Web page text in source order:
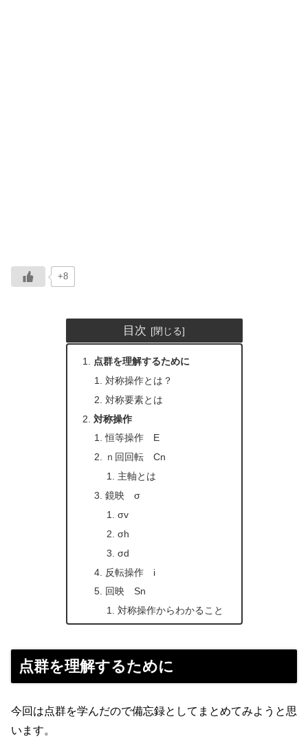
+8
目次
点群を理解するために
対称操作とは？
対称要素とは
対称操作
恒等操作 E
ｎ回回転 Cn
主軸とは
鏡映 σ
σv
σh
σd
反転操作 i
回映 Sn
対称操作からわかること
点群を理解するために
今回は点群を学んだので備忘録としてまとめてみようと思
います。